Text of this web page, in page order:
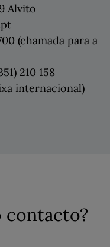
Alvito
(chamada para a
210 158
internacional)
contacto?